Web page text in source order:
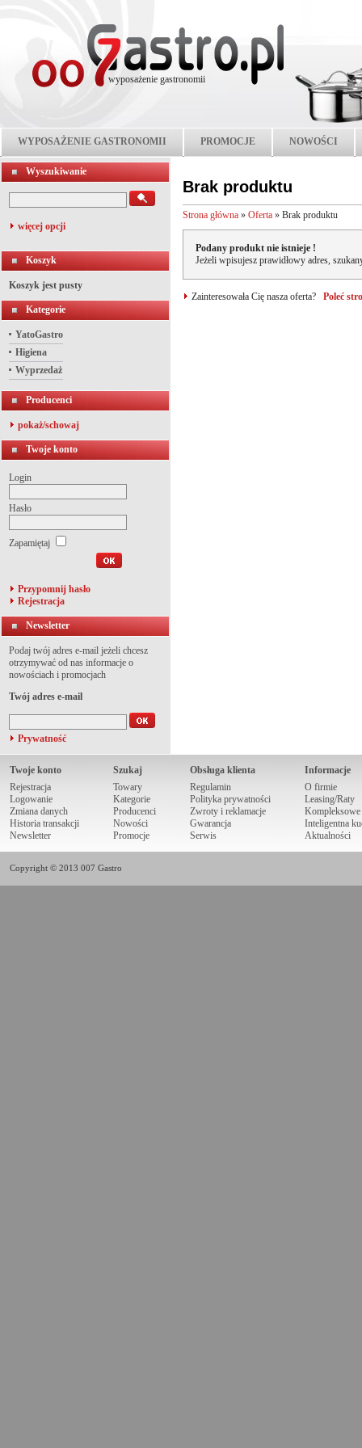
wyposażenie gastronomii
WYPOSAŻENIE GASTRONOMII PROMOCJE NOWOŚCI
Wyszukiwanie
więcej opcji
Koszyk
Koszyk jest pusty
Kategorie
YatoGastro
Higiena
Wyprzedaż
Producenci
pokaż/schowaj
Twoje konto
Login
Hasło
Zapamiętaj
Przypomnij hasło
Rejestracja
Newsletter
Podaj twój adres e-mail jeżeli chcesz
otrzymywać od nas informacje o
nowościach i promocjach
Twój adres e-mail
Prywatność
Brak produktu
Strona główna » Oferta » Brak produktu
Podany produkt nie istnieje !
Jeżeli wpisujesz prawidłowy adres,
Zainteresowała Cię nasza oferta? Poleć
Twoje konto
Rejestracja
Logowanie
Zmiana danych
Historia transakcji
Newsletter
Szukaj
Towary
Kategorie
Producenci
Nowości
Promocje
Obsługa klienta
Regulamin
Polityka prywatności
Zwroty i reklamacje
Gwarancja
Serwis
Informacje
O firmie
Leasing/Raty
Kompleksowe
Inteligentna
Aktualności
Copyright © 2013 007 Gastro